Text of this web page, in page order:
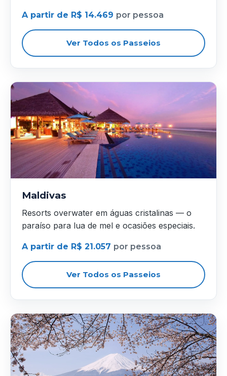
A partir de R$ 14.469 por pessoa
Ver Todos os Passeios
Maldivas
Resorts overwater em águas cristalinas — o
paraíso para lua de mel e ocasiões especiais.
A partir de R$ 21.057 por pessoa
Ver Todos os Passeios